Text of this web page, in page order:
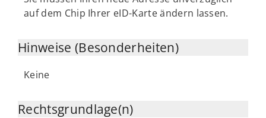
auf dem Chip Ihrer eID-Karte ändern lassen.
Hinweise (Besonderheiten)
Keine
Rechtsgrundlage(n)